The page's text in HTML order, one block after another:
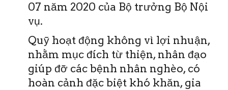
07 năm 2020 của Bộ trưởng Bộ Nội
vụ.
Quỹ hoạt động không vì lợi nhuận,
nhằm mục đích từ thiện, nhân đạo
giúp đỡ các bệnh nhân nghèo, có
hoàn cảnh đặc biệt khó khăn, gia